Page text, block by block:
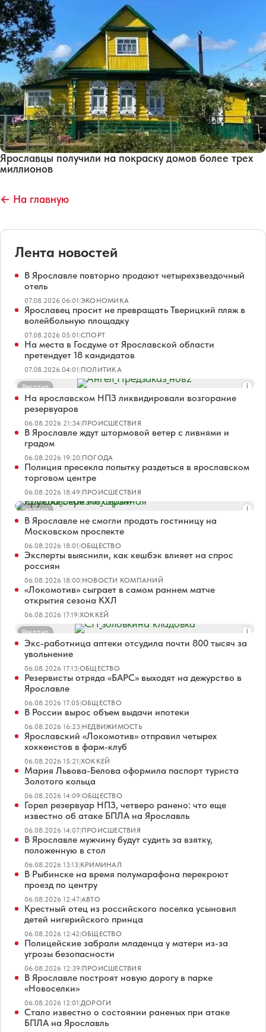
Ярославцы получили на покраску домов более трех
миллионов
← На главную
Лента новостей
В Ярославле повторно продают четырехзвездочный
отель
07.08.2026 06:01|ЭКОНОМИКА
Ярославец просит не превращать Тверицкий пляж в
волейбольную площадку
07.08.2026 05:01|СПОРТ
На места в Госдуме от Ярославской области
претендует 18 кандидатов
07.08.2026 04:01|ПОЛИТИКА
Реклама
На ярославском НПЗ ликвидировали возгорание
резервуаров
06.08.2026 21:34|ПРОИСШЕСТВИЯ
В Ярославле ждут штормовой ветер с ливнями и
градом
06.08.2026 19:20|ПОГОДА
Полиция пресекла попытку раздеться в ярославском
торговом центре
06.08.2026 18:49|ПРОИСШЕСТВИЯ
Реклама
В Ярославле не смогли продать гостиницу на
Московском проспекте
06.08.2026 18:01|ОБЩЕСТВО
Эксперты выяснили, как кешбэк влияет на спрос
россиян
06.08.2026 18:00|НОВОСТИ КОМПАНИЙ
«Локомотив» сыграет в самом раннем матче
открытия сезона КХЛ
06.08.2026 17:19|ХОККЕЙ
Реклама
Экс-работница аптеки отсудила почти 800 тысяч за
увольнение
06.08.2026 17:13|ОБЩЕСТВО
Резервисты отряда «БАРС» выходят на дежурство в
Ярославле
06.08.2026 17:05|ОБЩЕСТВО
В России вырос объем выдачи ипотеки
06.08.2026 16:23|НЕДВИЖИМОСТЬ
Ярославский «Локомотив» отправил четырех
хоккеистов в фарм-клуб
06.08.2026 15:21|ХОККЕЙ
Мария Львова-Белова оформила паспорт туриста
Золотого кольца
06.08.2026 14:09|ОБЩЕСТВО
Горел резервуар НПЗ, четверо ранено: что еще
известно об атаке БПЛА на Ярославль
06.08.2026 14:07|ПРОИСШЕСТВИЯ
В Ярославле мужчину будут судить за взятку,
положенную в стол
06.08.2026 13:13|КРИМИНАЛ
В Рыбинске на время полумарафона перекроют
проезд по центру
06.08.2026 12:47|АВТО
Крестный отец из российского поселка усыновил
детей нигерийского принца
06.08.2026 12:42|ОБЩЕСТВО
Полицейские забрали младенца у матери из-за
угрозы безопасности
06.08.2026 12:39|ПРОИСШЕСТВИЯ
В Ярославле построят новую дорогу в парке
«Новоселки»
06.08.2026 12:01|ДОРОГИ
Стало известно о состоянии раненых при атаке
БПЛА на Ярославль